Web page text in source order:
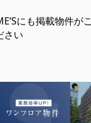
にも掲載物件が
さい